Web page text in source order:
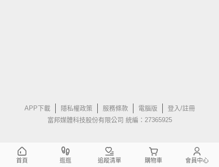
APP下載 隱私權政策 服務條款 電腦版
登入/註冊
富邦媒體科技股份有限公司 統編：27365925
首頁 逛逛 追蹤清單 購物車 會員中心